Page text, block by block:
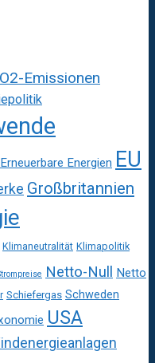
Emissionen
Erneuerbare Energien EU
Großbritannien
Klimaneutralität Klimapolitik
Netto-Null Netto
Schiefergas Schweden
USA